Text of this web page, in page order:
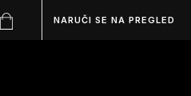
NARUČI SE NA PREGLED